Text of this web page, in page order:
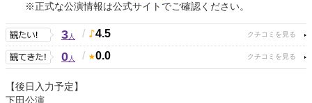
※正式な公演情報は公式サイトでご確認ください。
3人 / 4.5
0人 / 0.0
【後日入力予定】
下田公演